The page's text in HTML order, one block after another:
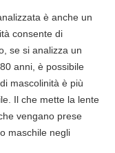
è anche un
consente di
se si analizza un
anni, è possibile
mascolinità è più
Il che mette la lente
vengano prese
maschile negli